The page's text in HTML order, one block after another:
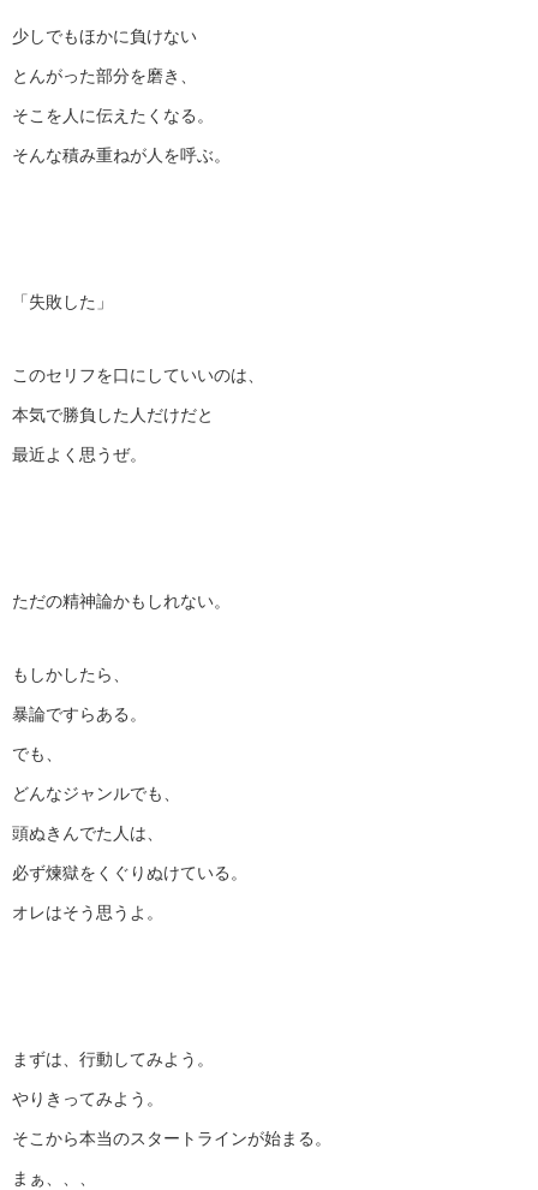
少しでもほかに負けない
とんがった部分を磨き、
そこを人に伝えたくなる。
そんな積み重ねが人を呼ぶ。
「失敗した」
このセリフを口にしていいのは、
本気で勝負した人だけだと
最近よく思うぜ。
ただの精神論かもしれない。
もしかしたら、
暴論ですらある。
でも、
どんなジャンルでも、
頭ぬきんでた人は、
必ず煉獄をくぐりぬけている。
オレはそう思うよ。
まずは、行動してみよう。
やりきってみよう。
そこから本当のスタートラインが始まる。
まぁ、、、